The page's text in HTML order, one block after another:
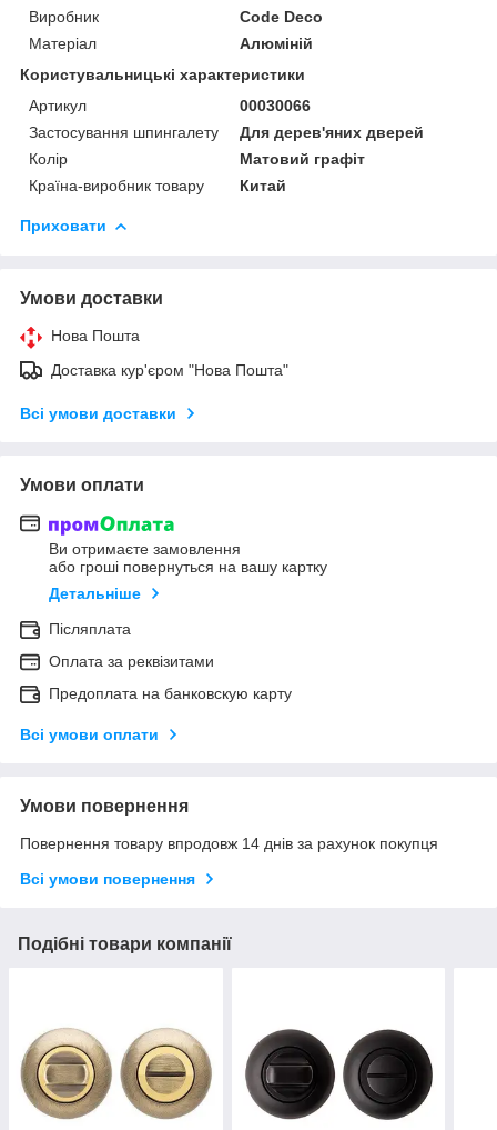
Виробник
Code Deco
Матеріал
Алюміній
Користувальницькі характеристики
Артикул
00030066
Застосування шпингалету
Для дерев'яних дверей
Колір
Матовий графіт
Країна-виробник товару
Китай
Приховати
Умови доставки
Нова Пошта
Доставка кур'єром "Нова Пошта"
Всі умови доставки
Умови оплати
Ви отримаєте замовлення
або гроші повернуться на вашу картку
Детальніше
Післяплата
Оплата за реквізитами
Предоплата на банковскую карту
Всі умови оплати
Умови повернення
Повернення товару впродовж 14 днів за рахунок покупця
Всі умови повернення
Подібні товари компанії